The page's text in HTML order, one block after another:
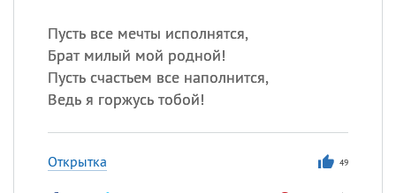
Пусть все мечты исполнятся,
Брат милый мой родной!
Пусть счастьем все наполнится,
Ведь я горжусь тобой!
Открытка 49